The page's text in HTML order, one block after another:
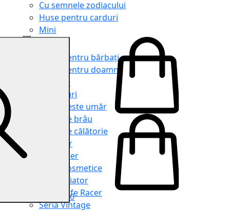
Cu semnele zodiacului
Huse pentru carduri
Mini
Genți pentru bărbați
Genți pentru doamne
Serviete
Rucsacuri
Genți peste umăr
Genți de brâu
Genți de călătorie
Shopper
Organiser
Truse cosmetice
Seria Aviator
Seria Cafe Racer
Seria Vintage
0